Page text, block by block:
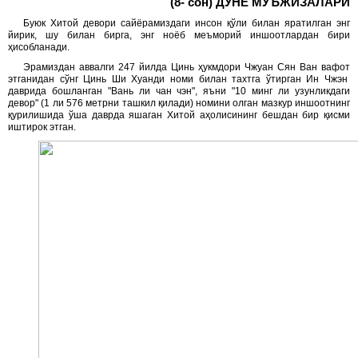
Буюк Хитой девори сайёрамиздаги инсон қўли билан яратилган энг
йирик, шу билан бирга, энг ноёб меъморий иншоотлардан бири
ҳисобланади.
Эрамиздан аввалги 247 йилда Цинь ҳукмдори Чжуан Сян Ван вафот
этганидан сўнг Цинь Ши Хуанди номи билан тахтга ўтирган Ин Чжэн
даврида бошланган "Вань ли чан чэн", яъни "10 минг ли узунликдаги
девор" (1 ли 576 метрни ташкил қилади) номини олган мазкур иншоотнинг
қурилишида ўша даврда яшаган Хитой аҳолисининг бешдан бир қисми
иштирок этган.